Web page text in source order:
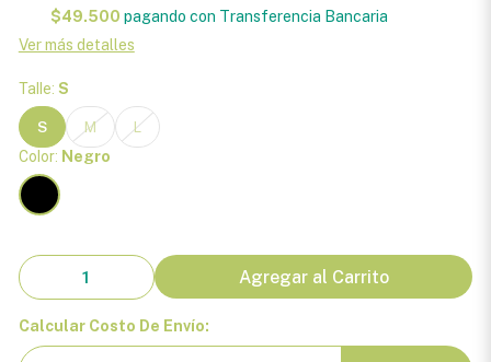
$49.500 pagando con Transferencia Bancaria
Ver más detalles
Talle: S
S M
L
Color: Negro
Agregar al Carrito
Calcular Costo De Envío: